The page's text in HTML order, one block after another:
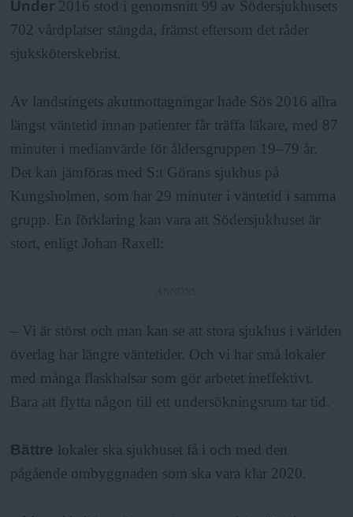
Under 2016 stod i genomsnitt 99 av Södersjukhusets
702 vårdplatser stängda, främst eftersom det råder
sjuksköterskebrist.
Av landstingets akutmottagningar hade Sös 2016 allra
längst väntetid innan patienter får träffa läkare, med 87
minuter i medianvärde för åldersgruppen 19–79 år.
Det kan jämföras med S:t Görans sjukhus på
Kungsholmen, som har 29 minuter i väntetid i samma
grupp. En förklaring kan vara att Södersjukhuset är
stort, enligt Johan Raxell:
– Vi är störst och man kan se att stora sjukhus i världen
överlag har längre väntetider. Och vi har små lokaler
med många flaskhalsar som gör arbetet ineffektivt.
Bara att flytta någon till ett undersökningsrum tar tid.
Bättre lokaler ska sjukhuset få i och med den
pågående ombyggnaden som ska vara klar 2020.